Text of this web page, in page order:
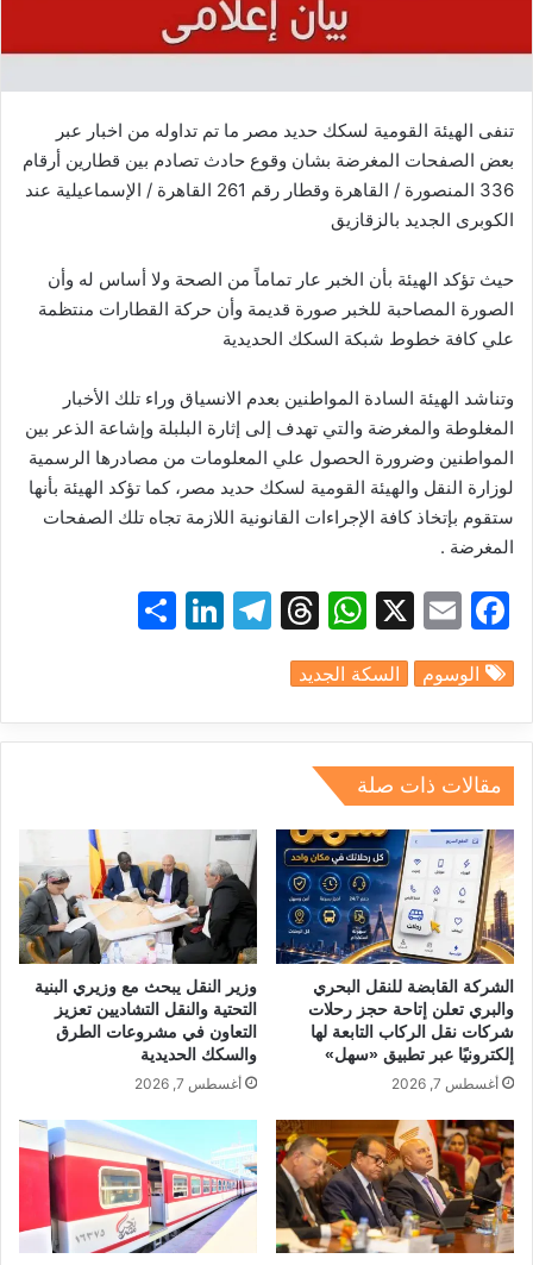
ك
و
ن
ي
ا
تنفى الهيئة القومية لسكك حديد مصر ما تم تداوله من اخبار عبر
بعض الصفحات المغرضة بشان وقوع حادث تصادم بين قطارين أرقام
336 المنصورة / القاهرة وقطار رقم 261 القاهرة / الإسماعيلية عند
الكوبرى الجديد بالزقازيق
حيث تؤكد الهيئة بأن الخبر عار تماماً من الصحة ولا أساس له وأن
الصورة المصاحبة للخبر صورة قديمة وأن حركة القطارات منتظمة
علي كافة خطوط شبكة السكك الحديدية
وتناشد الهيئة السادة المواطنين بعدم الانسياق وراء تلك الأخبار
المغلوطة والمغرضة والتي تهدف إلى إثارة البلبلة وإشاعة الذعر بين
المواطنين وضرورة الحصول علي المعلومات من مصادرها الرسمية
لوزارة النقل والهيئة القومية لسكك حديد مصر، كما تؤكد الهيئة بأنها
ستقوم بإتخاذ كافة الإجراءات القانونية اللازمة تجاه تلك الصفحات
المغرضة .
F
c
e
b
o
o
k
E
ai
l
X
W
at
s
A
p
p
T
a
T
gr
Li
e
e
الوسوم السكة الجديد
مقالات ذات صلة
الشركة القابضة للنقل البحري
والبري تعلن إتاحة حجز رحلات
شركات نقل الركاب التابعة لها
إلكترونيًا عبر تطبيق «سهل»
أغسطس 7, 2026
وزير النقل يبحث مع وزيري البنية
التحتية والنقل التشاديين تعزيز
التعاون في مشروعات الطرق
والسكك الحديدية
أغسطس 7, 2026